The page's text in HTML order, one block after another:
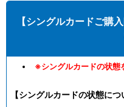
【シングルカードご購
※シングルカードの状態
【シングルカードの状態につ